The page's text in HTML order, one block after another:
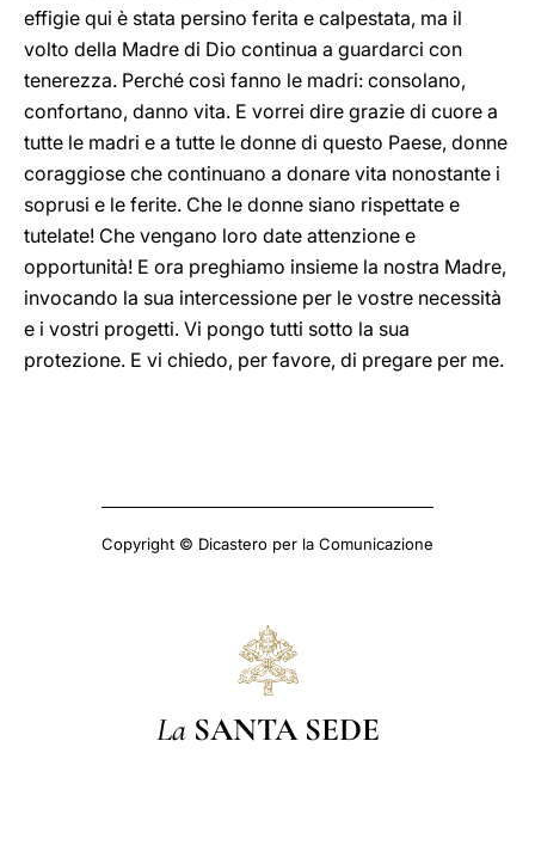
effigie qui è stata persino ferita e calpestata, ma il
volto della Madre di Dio continua a guardarci con
tenerezza. Perché così fanno le madri: consolano,
confortano, danno vita. E vorrei dire grazie di cuore a
tutte le madri e a tutte le donne di questo Paese, donne
coraggiose che continuano a donare vita nonostante i
soprusi e le ferite. Che le donne siano rispettate e
tutelate! Che vengano loro date attenzione e
opportunità! E ora preghiamo insieme la nostra Madre,
invocando la sua intercessione per le vostre necessità
e i vostri progetti. Vi pongo tutti sotto la sua
protezione. E vi chiedo, per favore, di pregare per me.
Copyright © Dicastero per la Comunicazione
La SANTA SEDE